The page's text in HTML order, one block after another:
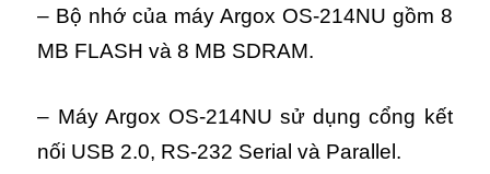
– Bộ nhớ của máy Argox OS-214NU gồm 8
MB FLASH và 8 MB SDRAM.
– Máy Argox OS-214NU sử dụng cổng kết
nối USB 2.0, RS-232 Serial và Parallel.